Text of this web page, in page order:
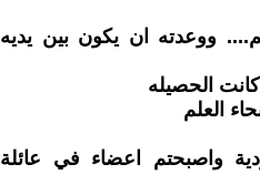
ووعدته ان يكون بين يديه
الحصيله
العلم
واصبحتم اعضاء في عائلة